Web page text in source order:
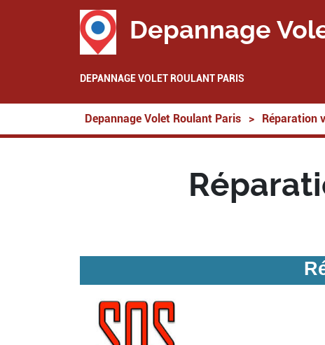
Depannage
DEPANNAGE VOLET ROULANT PARIS
Depannage Volet Roulant Paris > Réparation